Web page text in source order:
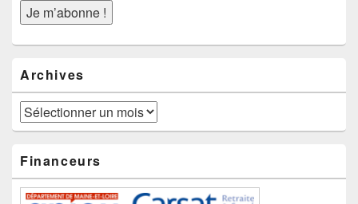
Archives
Archives
Financeurs